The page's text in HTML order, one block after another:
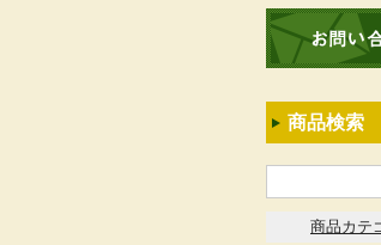
商品検索
商品カテ